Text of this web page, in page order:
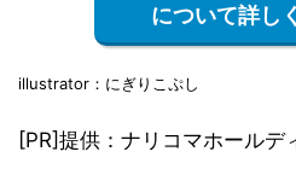
について詳し
illustrator：にぎりこぷし
[PR]提供：ナリコマホールデ